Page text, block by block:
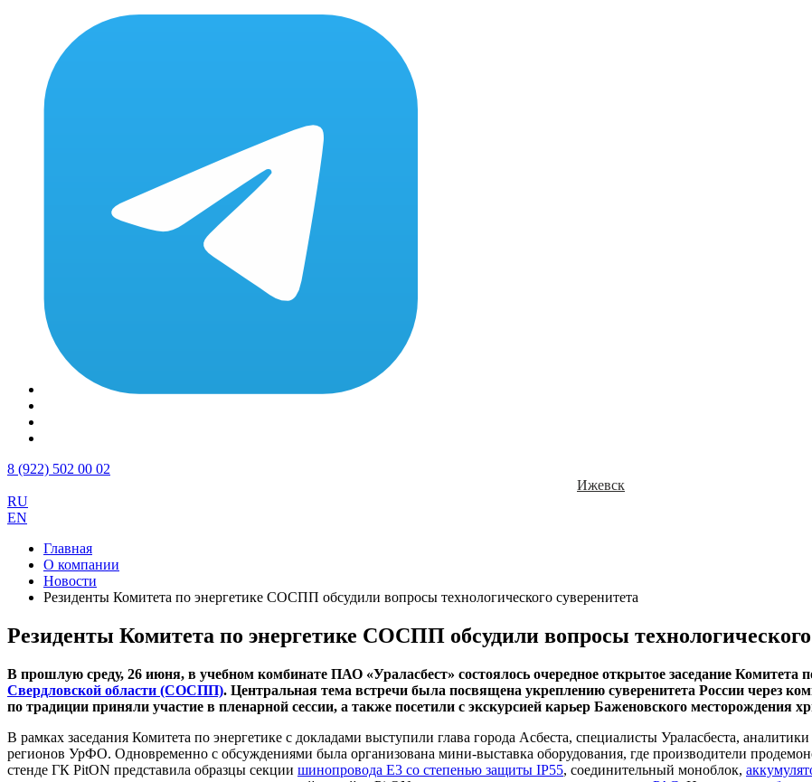
8 (922) 502 00 02
Ижевск
RU
EN
Главная
О компании
Новости
Резиденты Комитета по энергетике СОСПП обсудили вопросы технологического суверенитета
Резиденты Комитета по энергетике СОСПП обсудили вопросы технологического
В прошлую среду, 26 июня, в учебном комбинате ПАО «Ураласбест» состоялось очередное открытое заседание Комитета
Свердловской области (СОСПП). Центральная тема встречи была посвящена укреплению суверенитета России через
по традиции приняли участие в пленарной сессии, а также посетили с экскурсией карьер Баженовского месторождения
В рамках заседания Комитета по энергетике с докладами выступили глава города Асбеста, специалисты Ураласбеста,
регионов УрФО. Одновременно с обсуждениями была организована мини-выставка оборудования, где производители
стенде ГК PitON представила образцы секции шинопровода Е3 со степенью защиты IР55, соединительный моноблок,